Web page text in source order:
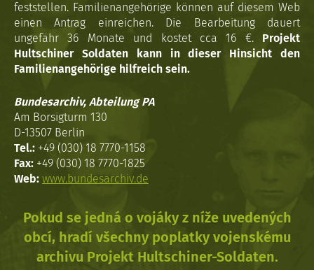
feststellen. Familienangehörige können auf diesem Web
einen Antrag einreichen. Die Bearbeitung dauert
ungefähr 36 Monate und kostet cca 16 €. Projekt
Hultschiner Soldaten kann in dieser Hinsicht den
Familienangehörige hilfreich sein.
Bundesarchiv, Abteilung PA
Am Borsigturm 130
D-13507 Berlin
Tel.: +49 (030) 18 7770-1158
Fax: +49 (030) 18 7770-1825
Web: www.bundesarchiv.de
Pokud se jedná o vojáky z níže uvedených
obcí, hradí všechny poplatky vojenskému
archivu Projekt Hultschiner-Soldaten.